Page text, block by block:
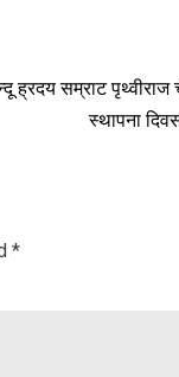
ह्रदय सम्राट
स्थापना
*